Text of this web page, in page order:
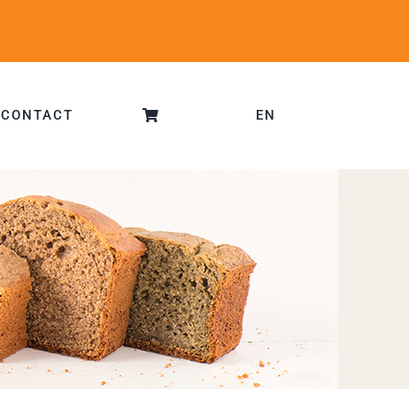
CONTACT EN